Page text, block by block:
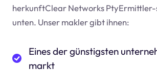
herkunftClear Networks
unten. Unser makler gibt ihnen:
Eines der günstigsten
markt